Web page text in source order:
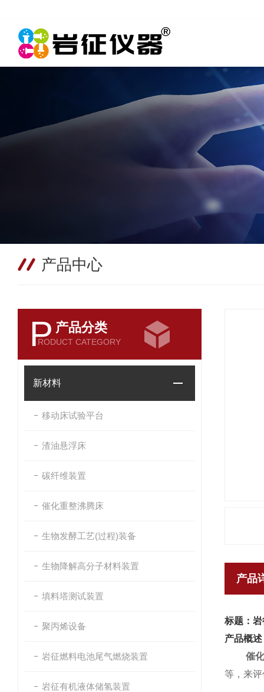
产品中心
P 产品分类
RODUCT CATEGORY
新材料
移动床试验平台
渣油悬浮床
碳纤维装置
催化重整沸腾床
生物发酵工艺(过程)装备
生物降解高分子材料装置
填料塔测试装置
聚丙烯设备
岩征燃料电池尾气燃烧装置
岩征有机液体储氢装置
产品
标题：
产品概述
催
等，来